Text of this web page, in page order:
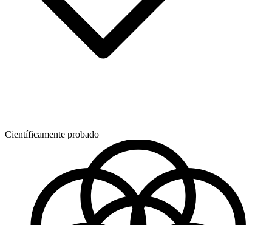
Científicamente probado